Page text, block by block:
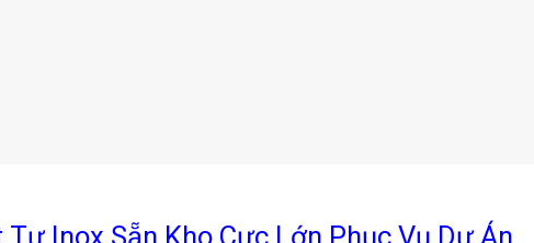
Inox Sẵn Kho Cực Lớn Phục Vụ Dự Án